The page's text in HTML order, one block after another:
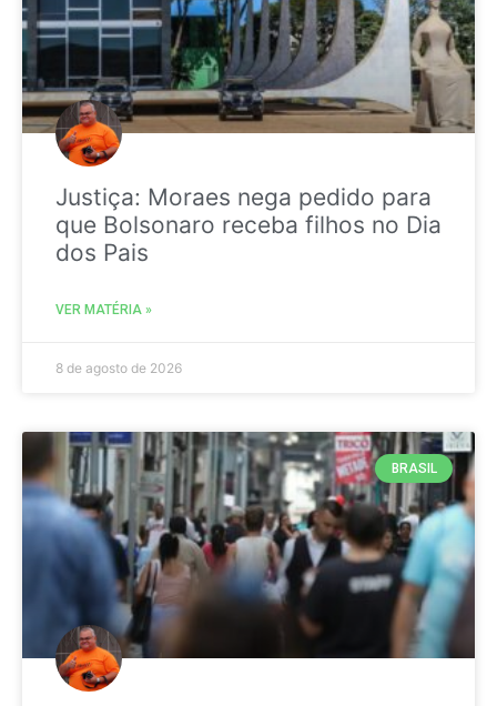
Justiça: Moraes nega pedido para
que Bolsonaro receba filhos no Dia
dos Pais
VER MATÉRIA »
8 de agosto de 2026
BRASIL